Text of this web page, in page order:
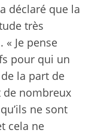
déclaré que la
très
Je pense
pour qui un
la part de
de nombreux
ne sont
cela ne